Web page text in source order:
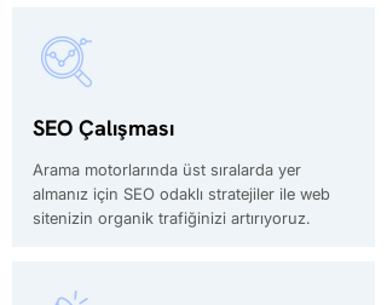
SEO Çalışması
Arama motorlarında üst sıralarda yer
almanız için SEO odaklı stratejiler ile web
sitenizin organik trafiğinizi artırıyoruz.